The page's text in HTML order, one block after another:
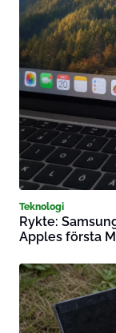
Teknologi
Rykte:
Apples första